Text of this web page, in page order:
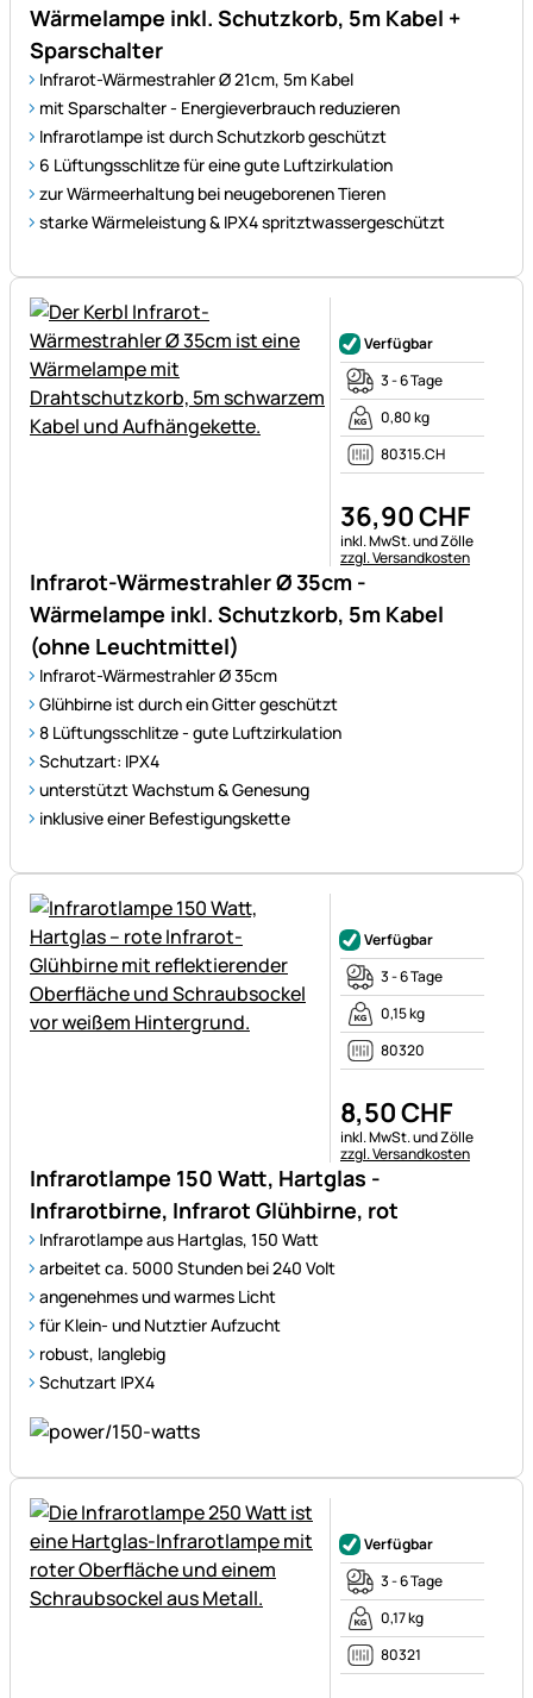
Wärmelampe inkl. Schutzkorb, 5m Kabel +
Sparschalter
Infrarot-Wärmestrahler Ø 21cm, 5m Kabel
mit Sparschalter - Energieverbrauch reduzieren
Infrarotlampe ist durch Schutzkorb geschützt
6 Lüftungsschlitze für eine gute Luftzirkulation
zur Wärmeerhaltung bei neugeborenen Tieren
starke Wärmeleistung & IPX4 spritztwassergeschützt
Infrarot-Wärmestrahler Ø 35cm -
Wärmelampe inkl. Schutzkorb, 5m Kabel
(ohne Leuchtmittel)
Infrarot-Wärmestrahler Ø 35cm
Glühbirne ist durch ein Gitter geschützt
8 Lüftungsschlitze - gute Luftzirkulation
Schutzart: IPX4
unterstützt Wachstum & Genesung
inklusive einer Befestigungskette
Verfügbar
3 - 6 Tage
0,80 kg
80315.CH
36,90CHF
Steuerhinweis:
inkl. MwSt. und Zölle
zzgl. Versandkosten
Infrarotlampe 150 Watt, Hartglas -
Infrarotbirne, Infrarot Glühbirne, rot
Infrarotlampe aus Hartglas, 150 Watt
arbeitet ca. 5000 Stunden bei 240 Volt
angenehmes und warmes Licht
für Klein- und Nutztier Aufzucht
robust, langlebig
Schutzart IPX4
Verfügbar
3 - 6 Tage
0,15 kg
80320
8,50CHF
Steuerhinweis:
inkl. MwSt. und Zölle
zzgl. Versandkosten
Verfügbar
3 - 6 Tage
0,17 kg
80321